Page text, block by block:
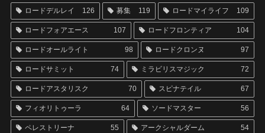
ロードデルレイ 126 募集 119 ロードマイライフ 109
ロードフォアエース 107 ロードフロンティア 104
ロードオールライト 98 ロードクロンヌ 97
ロードサミット 74 ミラビリスマジック 72
ロードアスタリスク 70 スピナテイル 67
フィオリトゥーラ 64 ソードマスター 56
ペレストリーナ 55 アークシャルダーム 54